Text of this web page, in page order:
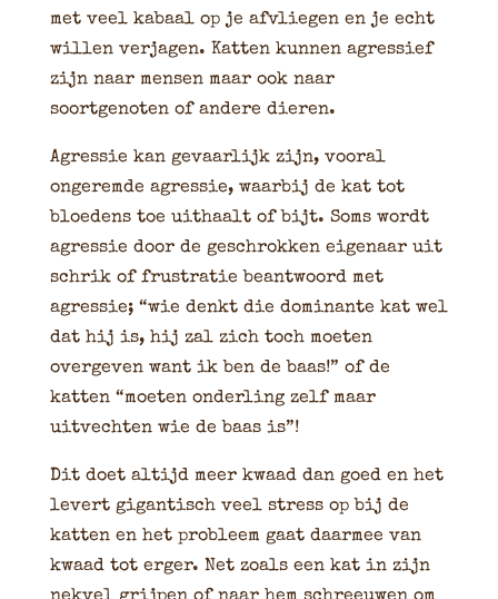
met veel kabaal op je afvliegen en je echt
willen verjagen. Katten kunnen agressief
zijn naar mensen maar ook naar
soortgenoten of andere dieren.
Agressie kan gevaarlijk zijn, vooral
ongeremde agressie, waarbij de kat tot
bloedens toe uithaalt of bijt. Soms wordt
agressie door de geschrokken eigenaar uit
schrik of frustratie beantwoord met
agressie; “wie denkt die dominante kat wel
dat hij is, hij zal zich toch moeten
overgeven want ik ben de baas!” of de
katten “moeten onderling zelf maar
uitvechten wie de baas is”!
Dit doet altijd meer kwaad dan goed en het
levert gigantisch veel stress op bij de
katten en het probleem gaat daarmee van
kwaad tot erger. Net zoals een kat in zijn